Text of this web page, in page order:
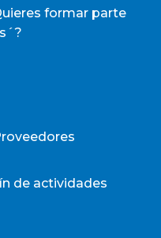
formar parte
de actividades